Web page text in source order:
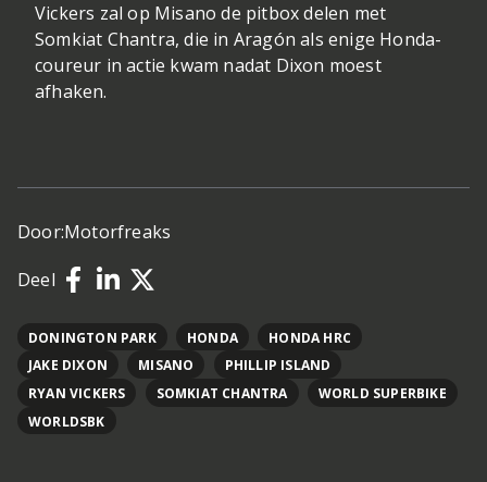
Vickers zal op Misano de pitbox delen met
Somkiat Chantra, die in Aragón als enige Honda-
coureur in actie kwam nadat Dixon moest
afhaken.
Door:Motorfreaks
Deel
DONINGTON PARK HONDA
HONDA HRC
JAKE DIXON
MISANO
PHILLIP ISLAND
RYAN VICKERS
SOMKIAT CHANTRA
WORLD SUPERBIKE
WORLDSBK